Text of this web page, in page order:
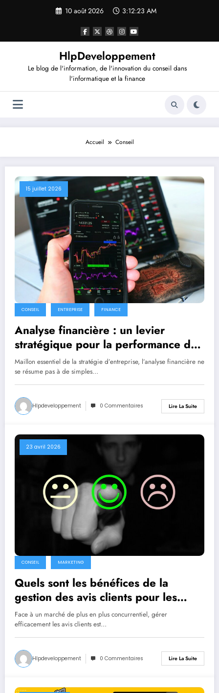
10 août 2026 3:12:24 AM
HlpDeveloppement
Le blog de l'information, de l'innovation du conseil dans
l'informatique et la finance
Accueil Conseil
15 juillet 2026
CONSEIL ENTREPRISE FINANCE
Analyse financière : un levier
stratégique pour la performance des
entreprises
Maillon essentiel de la stratégie d’entreprise, l’analyse financière ne
se résume pas à de simples…
Hlpdeveloppement 0 Commentaires Lire La Suite
23 avril 2026
CONSEIL MARKETING
Quels sont les bénéfices de la
gestion des avis clients pour les
entreprises ?
Face à un marché de plus en plus concurrentiel, gérer
efficacement les avis clients est…
Hlpdeveloppement 0 Commentaires Lire La Suite